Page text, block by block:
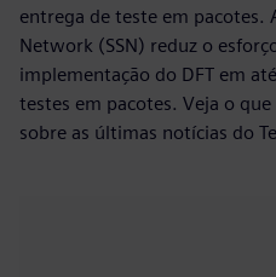
entrega de teste em pacotes.
Network (SSN) reduz o
implementação do DFT em
testes em pacotes. Veja o
sobre as últimas notícias do